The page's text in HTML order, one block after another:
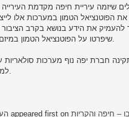
שיזמה עיריית חיפה מקדמת
הפוטנציאל הטמון במערכות אלו
להעמיק את הידע בנושא בקרב
שיפרטו על הפוטנציאל הטמון במיזם, על האתגרים שבו ועל שלבי התחלת תהליך להתקנת המערכות הסולאריות.
למערכות שהותקנו על ידי החברה הכלכלית בשנת 2021 על גגות של 15 מבנים.
appeared first on – חיפה והקריות